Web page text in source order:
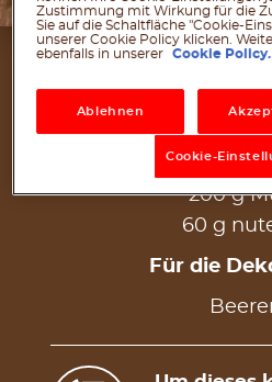
FÜR 4
250 g
200 g
60 g
Für die
Zustimmung mit Wirkung für die
Sie auf die Schaltfläche "Cookie-
unserer Cookie Policy klicken.
ebenfalls in unserer
Cookie Policy.
Ablehnen
Cookie-